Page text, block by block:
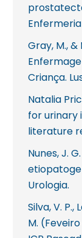
Gray, M., &
Criança.
Natalia
for urinary
literature
Nunes, J.
Urologia.
Silva, V. P.,
M.